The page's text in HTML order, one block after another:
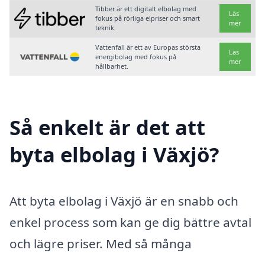
Tibber är ett digitalt elbolag med
fokus på rörliga elpriser och smart
teknik.
Läs
mer
Vattenfall är ett av Europas största
energibolag med fokus på
hållbarhet.
Läs
mer
Så enkelt är det att
byta elbolag i Växjö?
Att byta elbolag i Växjö är en snabb och
enkel process som kan ge dig bättre avtal
och lägre priser. Med så många